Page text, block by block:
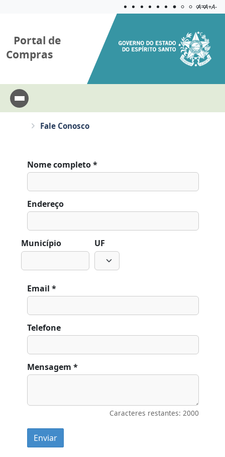
Aplicar
A=A+A-
Portal de
Compras
Fale Conosco
Nome completo *
Endereço
Município UF
Email *
Telefone
Mensagem *
Caracteres restantes: 2000
Enviar